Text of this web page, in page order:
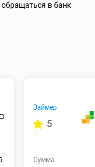
в банк
Займер
5
Сумма